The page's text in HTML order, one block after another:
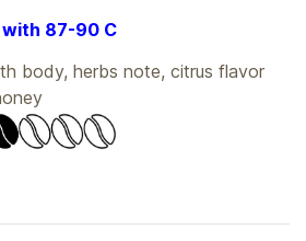
87-90 C
body, herbs note, citrus flavor